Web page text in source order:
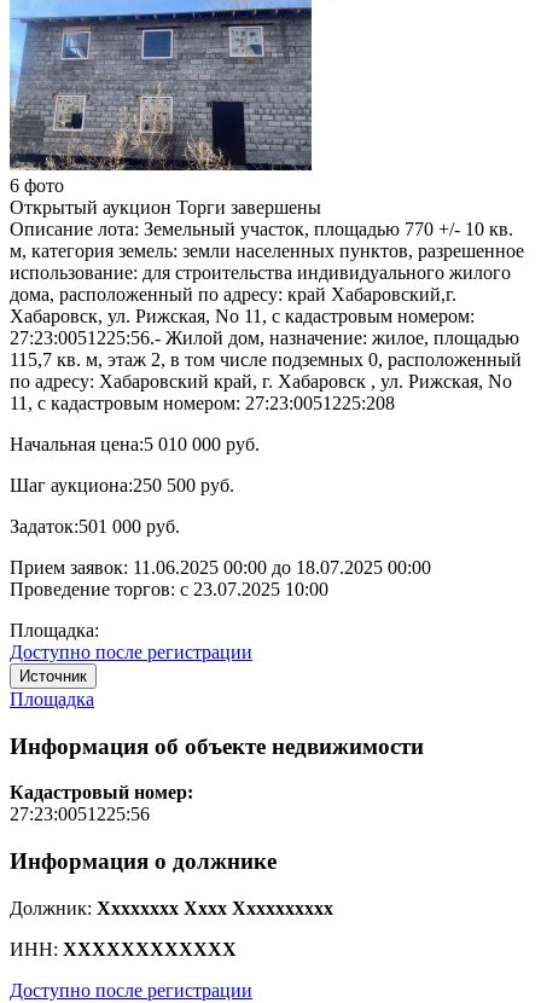
6 фото
Открытый аукцион Торги завершены
Описание лота: Земельный участок, площадью 770 +/- 10 кв.
м, категория земель: земли населенных пунктов, разрешенное
использование: для строительства индивидуального жилого
дома, расположенный по адресу: край Хабаровский,г.
Хабаровск, ул. Рижская, No 11, с кадастровым номером:
27:23:0051225:56.- Жилой дом, назначение: жилое, площадью
115,7 кв. м, этаж 2, в том числе подземных 0, расположенный
по адресу: Хабаровский край, г. Хабаровск , ул. Рижская, No
11, с кадастровым номером: 27:23:0051225:208
Начальная цена:5 010 000 руб.
Шаг аукциона:250 500 руб.
Задаток:501 000 руб.
Прием заявок: 11.06.2025 00:00 до 18.07.2025 00:00
Проведение торгов: с 23.07.2025 10:00
Площадка:
Доступно после регистрации
Источник
Площадка
Информация об объекте недвижимости
Кадастровый номер:
27:23:0051225:56
Информация о должнике
Должник: Xxxxxxxx Xxxx Xxxxxxxxxx
ИНН: XXXXXXXXXXXX
Доступно после регистрации